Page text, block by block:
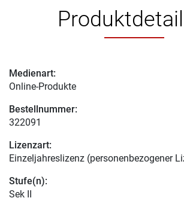
Medienart:
Online-Produkte
Bestellnummer:
322091
Lizenzart:
Einzeljahreslizenz (personenbezogener
Stufe(n):
Sek II